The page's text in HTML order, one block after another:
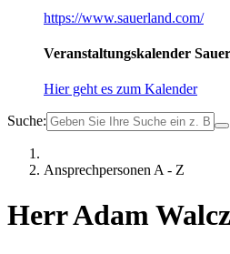
https://www.sauerland.com/
Veranstaltungskalender
Hier geht es zum Kalender
Suche:
Ansprechpersonen A - Z
Herr Adam